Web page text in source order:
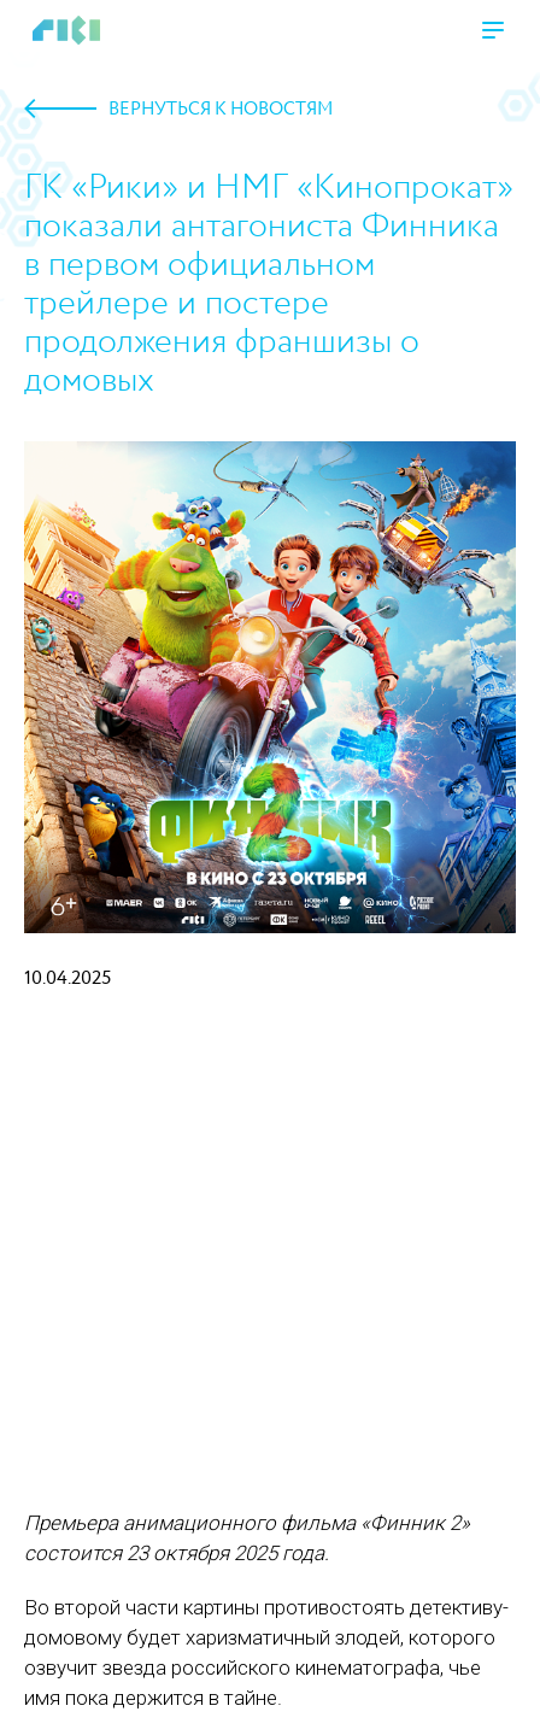
ВЕРНУТЬСЯ К НОВОСТЯМ
ГК «Рики» и НМГ «Кинопрокат»
показали антагониста Финника
в первом официальном
трейлере и постере
продолжения франшизы о
домовых
https://www.high-endrolex.com/45
10.04.2025
Премьера анимационного фильма «Финник 2»
состоится 23 октября 2025 года.
Во второй части картины противостоять детективу-
домовому будет харизматичный злодей, которого
озвучит звезда российского кинематографа, чье
имя пока держится в тайне.